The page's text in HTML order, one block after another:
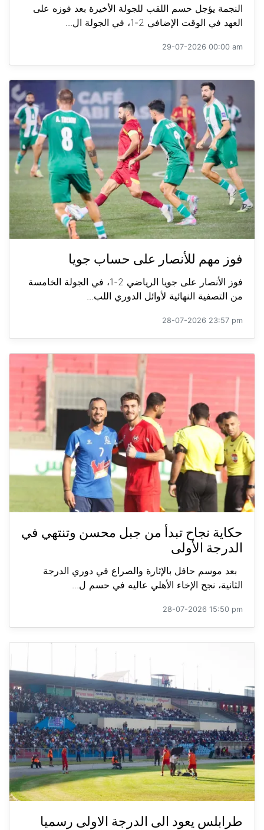
النجمة يؤجل حسم اللقب للجولة الأخيرة بعد فوزه على
العهد في الوقت الإضافي 2-1، في الجولة ال...
29-07-2026 00:00 am
فوز مهم للأنصار على حساب جويا
فوز الأنصار على جويا الرياضي 2-1، في الجولة الخامسة
من التصفية النهائية لأوائل الدوري اللب...
28-07-2026 23:57 pm
حكاية نجاح تبدأ من جبل محسن وتنتهي في
الدرجة الأولى
بعد موسم حافل بالإثارة والصراع في دوري الدرجة
الثانية، نجح الإخاء الأهلي عاليه في حسم ل...
28-07-2026 15:50 pm
طرابلس يعود الى الدرجة الاولى رسميا